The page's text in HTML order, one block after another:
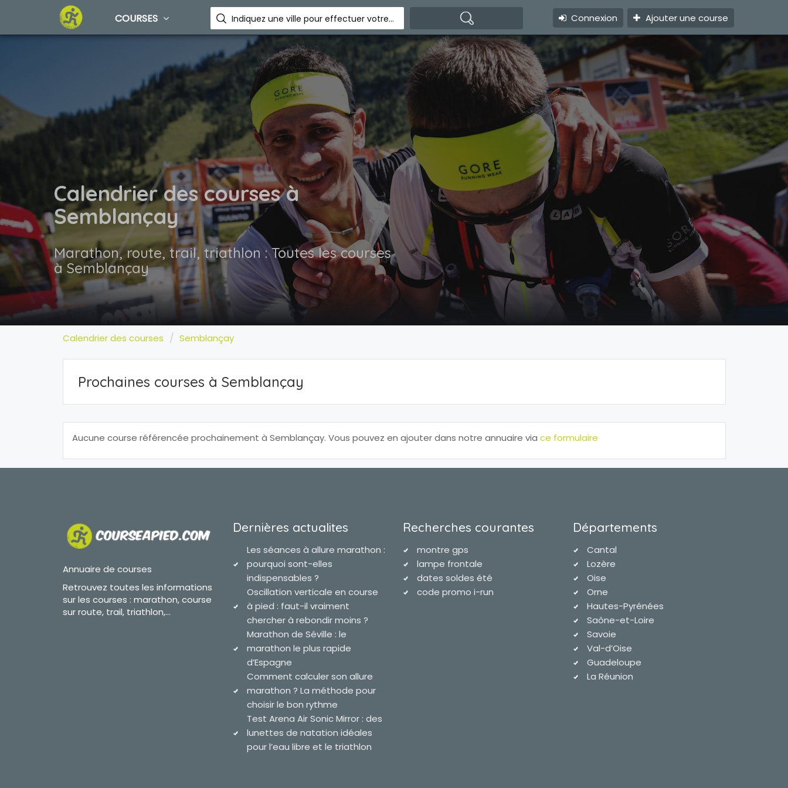
COURSES Indiquez une ville pour effectuer votre recherche Connexion Ajouter une course
Calendrier des courses à
Semblançay
Marathon, route, trail, triathlon : Toutes les courses
à Semblançay
Calendrier des courses Semblançay
Prochaines courses à Semblançay
Aucune course référencée prochainement à Semblançay. Vous pouvez en ajouter dans notre annuaire via ce formulaire
Annuaire de courses
Retrouvez toutes les informations
sur les courses : marathon, course
sur route, trail, triathlon,...
Dernières actualites
Les séances à allure marathon :
pourquoi sont-elles
indispensables ?
Oscillation verticale en course
à pied : faut-il vraiment
chercher à rebondir moins ?
Marathon de Séville : le
marathon le plus rapide
d’Espagne
Comment calculer son allure
marathon ? La méthode pour
choisir le bon rythme
Test Arena Air Sonic Mirror : des
lunettes de natation idéales
pour l’eau libre et le triathlon
Recherches courantes
montre gps
lampe frontale
dates soldes été
code promo i-run
Départements
Cantal
Lozère
Oise
Orne
Hautes-Pyrénées
Saône-et-Loire
Savoie
Val-d’Oise
Guadeloupe
La Réunion